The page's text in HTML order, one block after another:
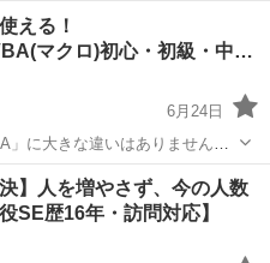
える！
マクロ)初心・初級・中
6月24日
に大きな違いはありませんの
じめまして、みち
きまして、実務に対応できる
】人を増やさず、今の人数
SE歴16年・訪問対応】